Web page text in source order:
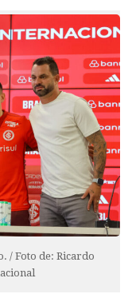
/ Foto de: Ricardo